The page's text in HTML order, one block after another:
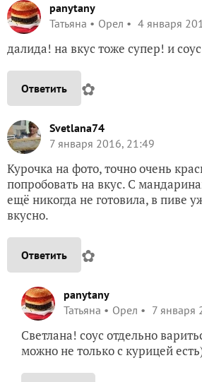
panytany
Татьяна
Орел 4 января
далида! на вкус тоже супер! и
Ответить ✿
Svetlana74
7 января 2016, 21:49
Курочка на фото, точно очень
попробовать на вкус. С
ещё никогда не готовила, в пиве
вкусно.
Ответить ✿
panytany
Татьяна
Орел 7 января
Светлана! соус отдельно
можно не только с курицей